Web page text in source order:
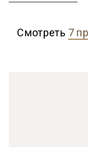
Смотреть 7